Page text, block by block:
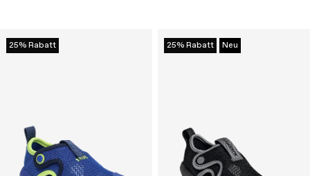
25% Rabatt 25% Rabatt Neu